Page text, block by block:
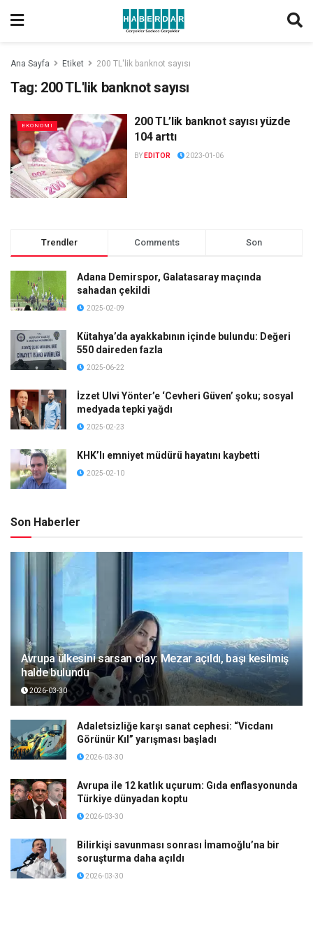
Ana Sayfa Etiket 200 TL'lik banknot sayısı
Tag: 200 TL'lik banknot sayısı
EKONOMI
200 TL’lik banknot sayısı yüzde
104 arttı
BY EDITOR 2023-01-06
Trendler Comments Son
Adana Demirspor, Galatasaray maçında
sahadan çekildi
2025-02-09
Kütahya’da ayakkabının içinde bulundu: Değeri
550 daireden fazla
2025-06-22
İzzet Ulvi Yönter’e ‘Cevheri Güven’ şoku; sosyal
medyada tepki yağdı
2025-02-23
KHK’lı emniyet müdürü hayatını kaybetti
2025-02-10
Son Haberler
Avrupa ülkesini sarsan olay: Mezar açıldı, başı kesilmiş
halde bulundu
2026-03-30
Adaletsizliğe karşı sanat cephesi: “Vicdanı
Görünür Kıl” yarışması başladı
2026-03-30
Avrupa ile 12 katlık uçurum: Gıda enflasyonunda
Türkiye dünyadan koptu
2026-03-30
Bilirkişi savunması sonrası İmamoğlu’na bir
soruşturma daha açıldı
2026-03-30